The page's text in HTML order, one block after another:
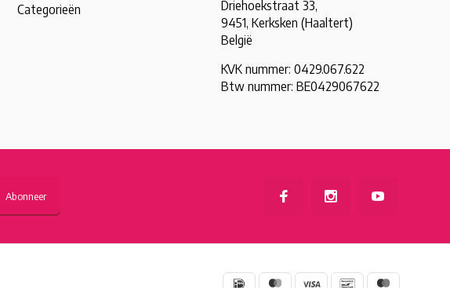
Categorieën
Driehoekstraat 33,
9451, Kerksken (Haaltert)
België
KVK nummer: 0429.067.622
Btw nummer: BE0429067622
Abonneer